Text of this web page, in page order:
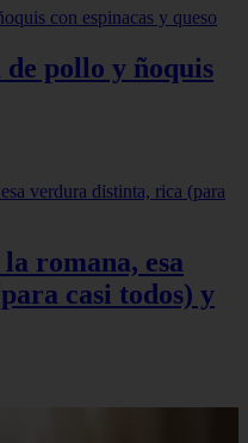
pollo y ñoquis
romana, esa
casi todos) y